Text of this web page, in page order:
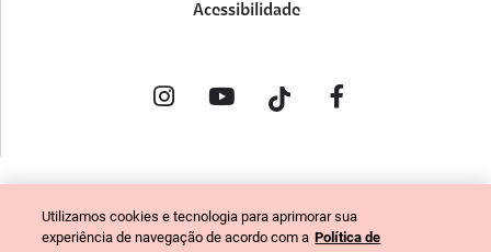
Acessibilidade
PORTAL DE DENÚNCIAS
CÓDIGO DE ÉTICA (COLABORADORES)
Utilizamos cookies e tecnologia para aprimorar sua
experiência de navegação de acordo com a Política de